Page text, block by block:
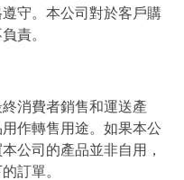
守。本公司對於客戶購
責。
消費者銷售和運送產
作轉售用途。如果本公
公司的產品並非自用，
訂單。